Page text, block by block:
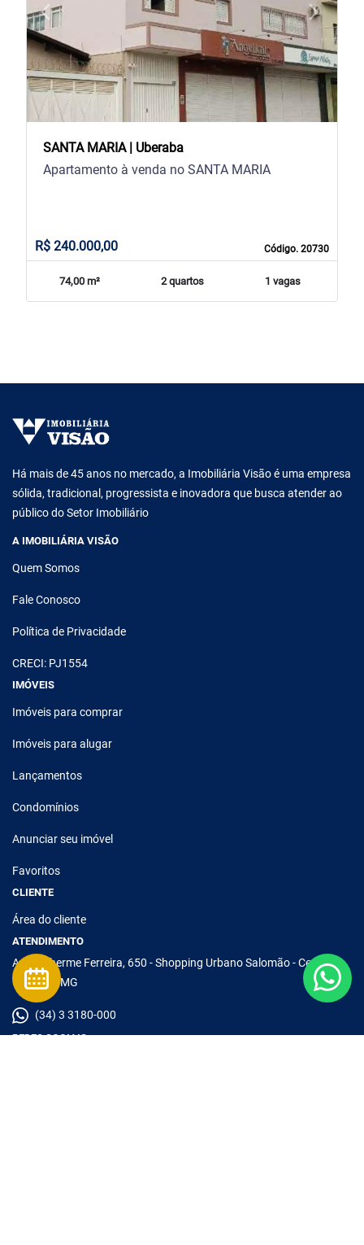
arrow_back_iosPrevious arrow_forward_iosNext
SANTA MARIA | Uberaba
Código. 20730
Apartamento à venda no SANTA MARIA
R$ 240.000,00
74,00 m² 2 quartos 1 vagas
Há mais de 45 anos no mercado, a Imobiliária Visão é uma empresa
sólida, tradicional, progressista e inovadora que busca atender ao
público do Setor Imobiliário
A IMOBILIÁRIA VISÃO
Quem Somos
Fale Conosco
Política de Privacidade
CRECI: PJ1554
IMÓVEIS
Imóveis para comprar
Imóveis para alugar
Lançamentos
Condomínios
Anunciar seu imóvel
Favoritos
CLIENTE
Área do cliente
ATENDIMENTO
Av. Guilherme Ferreira, 650 - Shopping Urbano Salomão - Centro -
Uberaba/MG
(34) 3 3180-000
REDES SOCIAIS